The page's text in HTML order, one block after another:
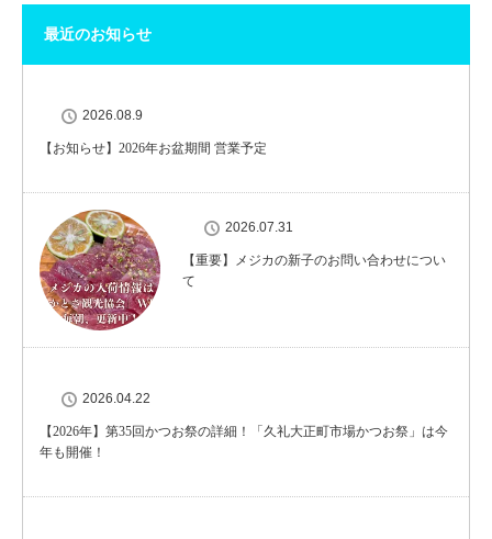
最近のお知らせ
2026.08.9
【お知らせ】2026年お盆期間 営業予定
2026.07.31
【重要】メジカの新子のお問い合わせについ
て
2026.04.22
【2026年】第35回かつお祭の詳細！「久礼大正町市場かつお祭」は今
年も開催！